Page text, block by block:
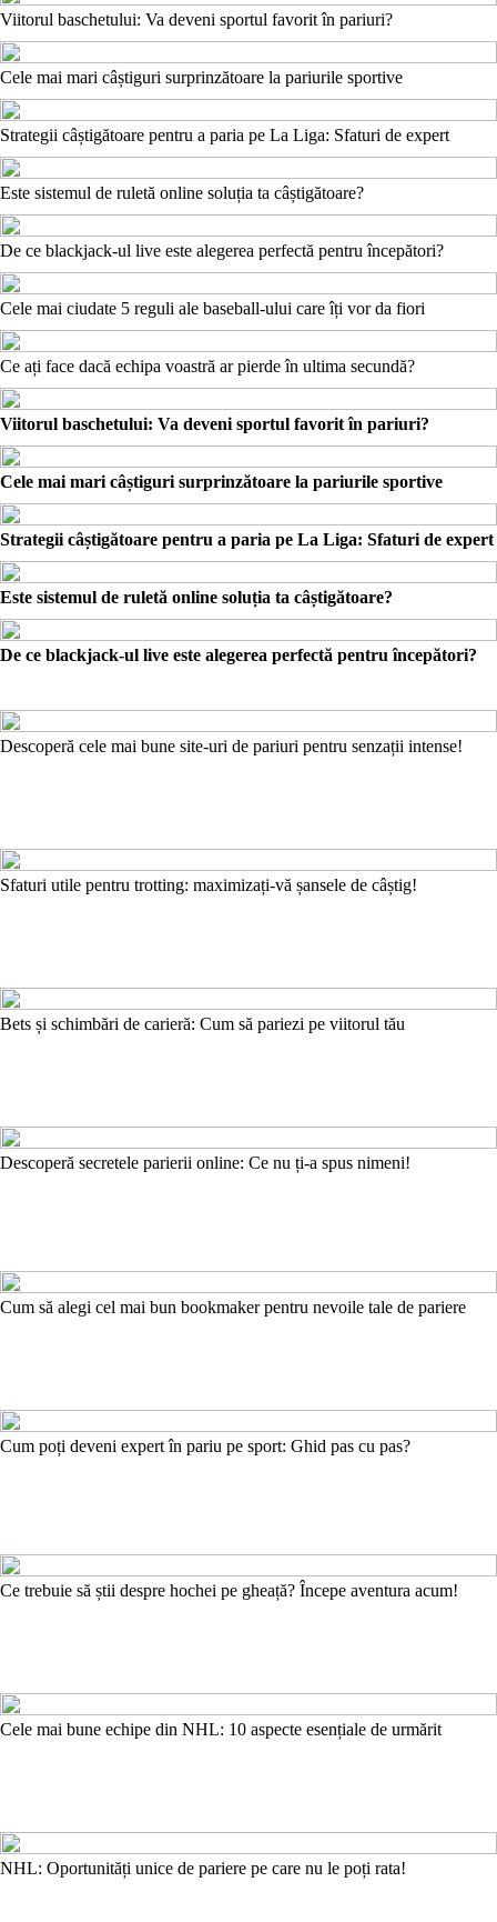
Viitorul baschetului: Va deveni sportul favorit în pariuri?
Cele mai mari câștiguri surprinzătoare la pariurile sportive
Strategii câștigătoare pentru a paria pe La Liga: Sfaturi de expert
Este sistemul de ruletă online soluția ta câștigătoare?
De ce blackjack-ul live este alegerea perfectă pentru începători?
Cele mai ciudate 5 reguli ale baseball-ului care îți vor da fiori
Ce ați face dacă echipa voastră ar pierde în ultima secundă?
Viitorul baschetului: Va deveni sportul favorit în pariuri?
Cele mai mari câștiguri surprinzătoare la pariurile sportive
Strategii câștigătoare pentru a paria pe La Liga: Sfaturi de expert
Este sistemul de ruletă online soluția ta câștigătoare?
De ce blackjack-ul live este alegerea perfectă pentru începători?
Descoperă cele mai bune site-uri de pariuri pentru senzații intense!
Sfaturi utile pentru trotting: maximizați-vă șansele de câștig!
Bets și schimbări de carieră: Cum să pariezi pe viitorul tău
Descoperă secretele parierii online: Ce nu ți-a spus nimeni!
Cum să alegi cel mai bun bookmaker pentru nevoile tale de pariere
Cum poți deveni expert în pariu pe sport: Ghid pas cu pas?
Ce trebuie să știi despre hochei pe gheață? Începe aventura acum!
Cele mai bune echipe din NHL: 10 aspecte esențiale de urmărit
NHL: Oportunități unice de pariere pe care nu le poți rata!